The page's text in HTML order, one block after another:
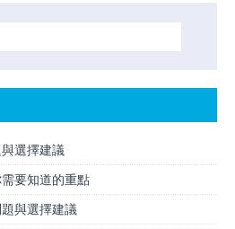
選擇建議
要知道的重點
與選擇建議